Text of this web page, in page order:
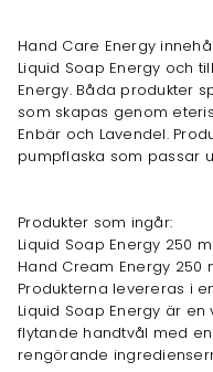
Hand Care Energy
Liquid Soap Energy och
Energy. Båda produkter
som skapas genom
Enbär och Lavendel.
pumpflaska som passar
Produkter som ingår:
Liquid Soap Energy 250 ml
Hand Cream Energy 250
Produkterna levereras i
Liquid Soap Energy är
flytande handtvål med
rengörande